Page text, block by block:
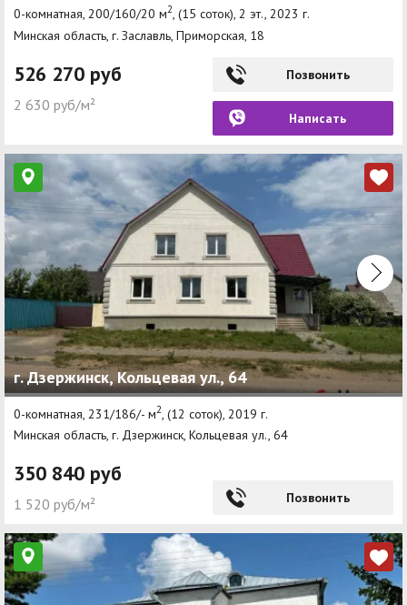
0-комнатная, 200/160/20 м2, (15 соток), 2 эт., 2023 г.
Минская область, г. Заславль, Приморская, 18
526 270 руб
2 630 руб/м²
Позвонить
Написать
г. Дзержинск, Кольцевая ул., 64
0-комнатная, 231/186/- м2 , (12 соток), 2019 г.
Минская область, г. Дзержинск, Кольцевая ул., 64
350 840 руб
1 520 руб/м² Позвонить